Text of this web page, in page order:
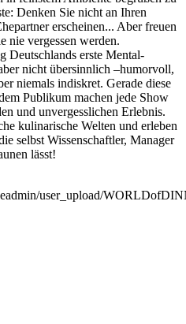
Denken Sie nicht an Ihren
erscheinen... Aber freuen
nie vergessen werden.
Deutschlands erste Mental-
nicht übersinnlich –humorvoll,
niemals indiskret. Gerade diese
Publikum machen jede Show
und unvergesslichen Erlebnis.
kulinarische Welten und erleben
selbst Wissenschaftler, Manager
lässt!
user_upload/